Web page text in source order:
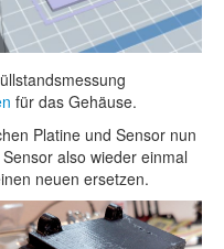
für das Gehäuse.
Platine und Sensor nun
also wieder einmal
neuen ersetzen.